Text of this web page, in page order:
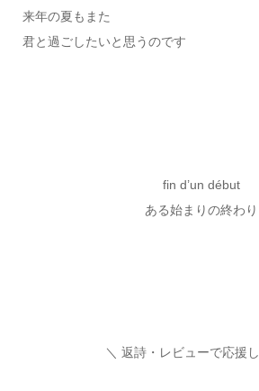
来年の夏もまた
君と過ごしたいと思うのです
fin d’un début
ある始まりの終わり
＼ 返詩・レビューで応援